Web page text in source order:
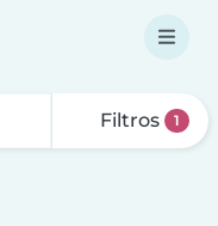
Filtros 1